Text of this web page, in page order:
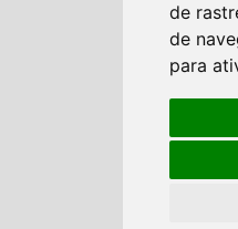
de
de
para